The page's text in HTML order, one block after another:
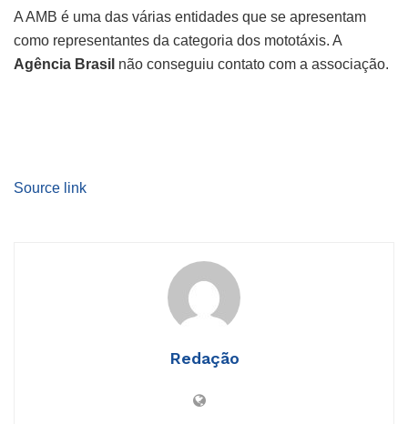
A AMB é uma das várias entidades que se apresentam
como representantes da categoria dos mototáxis. A
Agência Brasil não conseguiu contato com a associação.
Source link
Redação